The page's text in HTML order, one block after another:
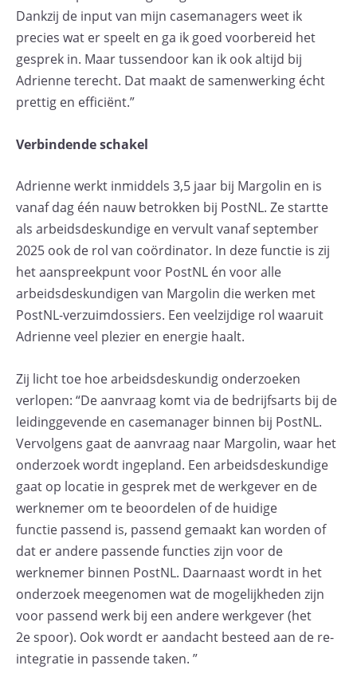
Dankzij de input van mijn casemanagers weet ik
precies wat er speelt en ga ik goed voorbereid het
gesprek in. Maar tussendoor kan ik ook altijd bij
Adrienne terecht. Dat maakt de samenwerking écht
prettig en efficiënt.”
Verbindende schakel
Adrienne werkt inmiddels 3,5 jaar bij Margolin en is
vanaf dag één nauw betrokken bij PostNL. Ze startte
als arbeidsdeskundige en vervult vanaf september
2025 ook de rol van coördinator. In deze functie is zij
het aanspreekpunt voor PostNL én voor alle
arbeidsdeskundigen van Margolin die werken met
PostNL-verzuimdossiers. Een veelzijdige rol waaruit
Adrienne veel plezier en energie haalt.
Zij licht toe hoe arbeidsdeskundig onderzoeken
verlopen: “De aanvraag komt via de bedrijfsarts bij de
leidinggevende en casemanager binnen bij PostNL.
Vervolgens gaat de aanvraag naar Margolin, waar het
onderzoek wordt ingepland. Een arbeidsdeskundige
gaat op locatie in gesprek met de werkgever en de
werknemer om te beoordelen of de huidige
functie passend is, passend gemaakt kan worden of
dat er andere passende functies zijn voor de
werknemer binnen PostNL. Daarnaast wordt in het
onderzoek meegenomen wat de mogelijkheden zijn
voor passend werk bij een andere werkgever (het
2e spoor). Ook wordt er aandacht besteed aan de re-
integratie in passende taken. ”